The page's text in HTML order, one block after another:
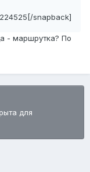
224525[/snapback]
- маршрутка? По
для